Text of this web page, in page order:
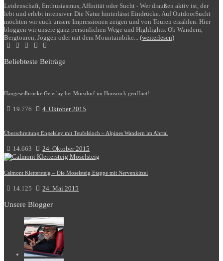
Leidenschaft, Enthusiasmus, Affinität oder Sucht - Wer draußen aktiv ist, der
lebt und erlebt intensiver. Die Natur hinterlässt Eindrücke. Auf OutdoorSucht
möchten wir euch unsere Impressionen zeigen und von Touren erzählen. Hier
bloggen wir unsere ganz persönlichen Wege und Highlights. Ob Wandern,
Bergtouren, Joggen oder mit dem Mountainbike... (weiterlesen)
Beliebteste Beiträge
Hängeseilbrücke Geierlay bei Mörsdorf im Hunsrück geöffnet!
19.776 4. Oktober 2015
Überschreitung Engelsley mit Teufelsloch – Alpines Wandern im Ahrtal
14.663 24. Oktober 2015
Calmont Klettersteig – Die Moselsteig Etappe mit Nervenkitzel
14.125 24. Mai 2015
Unsere Blogger